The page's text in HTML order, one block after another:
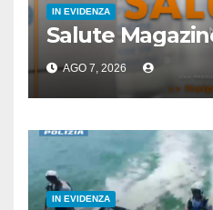
IN EVIDENZA
Salute
AGO 7, 2026
IN EVIDENZA